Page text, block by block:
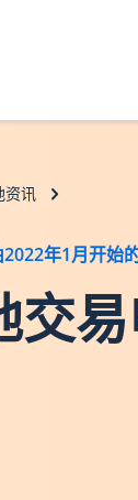
资讯
年1月开始
交